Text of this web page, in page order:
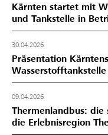
Kärnten startet mit
und Tankstelle in
30.04.2026
Präsentation
Wasserstofftankstelle
09.04.2026
Thermenlandbus:
die Erlebnisregion